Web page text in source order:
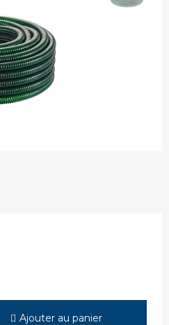
Ajouter au panier